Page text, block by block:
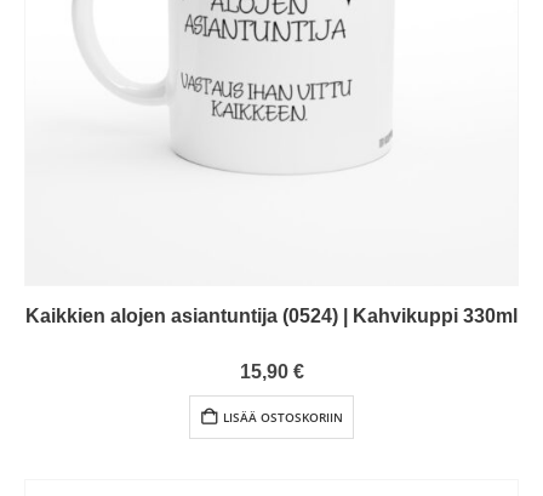
Kaikkien alojen asiantuntija (0524) | Kahvikuppi 330ml
0out of 5
15,90 €
LISÄÄ OSTOSKORIIN